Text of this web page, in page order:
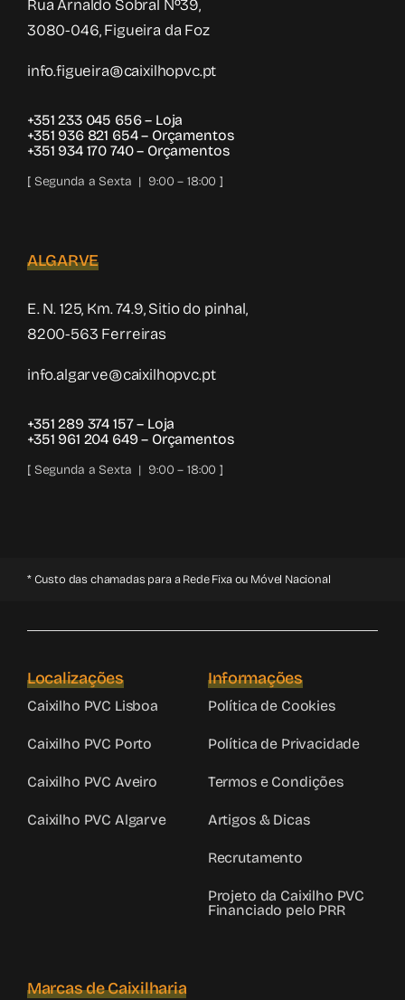
Rua Arnaldo Sobral Nº39,
3080-046, Figueira da Foz
info.figueira@caixilhopvc.pt
+351 233 045 656– Loja
+351 936 821 654– Orçamentos
+351 934 170 740– Orçamentos
[ Segunda a Sexta | 9:00 – 18:00 ]
ALGARVE
E. N. 125, Km. 74.9, Sitio do pinhal,
8200-563 Ferreiras
info.algarve@caixilhopvc.pt
+351 289 374 157– Loja
+351 961 204 649– Orçamentos
[ Segunda a Sexta | 9:00 – 18:00 ]
* Custo das chamadas para a Rede Fixa ou Móvel Nacional
Localizações
Caixilho PVC Lisboa
Caixilho PVC Porto
Caixilho PVC Aveiro
Caixilho PVC Algarve
Informações
Política de Cookies
Política de Privacidade
Termos e Condições
Artigos & Dicas
Recrutamento
Projeto da Caixilho PVC
Financiado pelo PRR
Marcas de Caixilharia